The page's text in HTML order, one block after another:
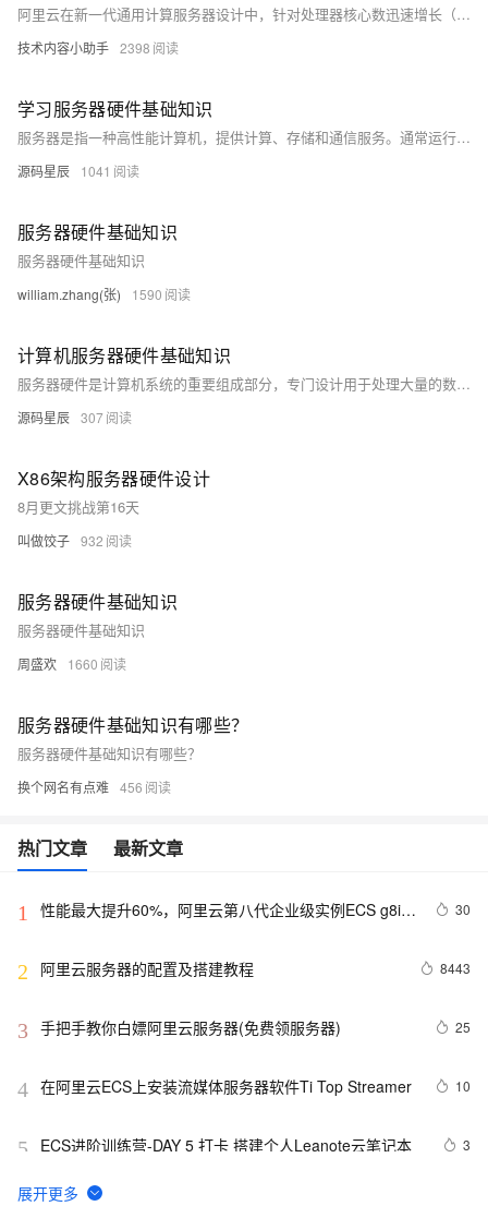
阿里云在新一代通用计算服务器设计中，针对处理器核心数迅速增长（2024年超100核）、超多核心带来的业务和硬件挑战、网络IO与CPU性能增速不匹配、服务器物理机型复杂等问题，推出了磐久F系列通用计算服务器。该系列服务器采用单路设计减少爆炸半径，优化散热支持600瓦TDP，并实现CIPU节点比例灵活配比及部件模块化可插拔设计，提升运维效率和客户响应速度。此外，还介绍了面向AI的服务器架构挑战与软硬件结合创新，包括内存墙问题、板级工程能力挑战以及AI Infra 2.0服务器的开放架构特点。最后，探讨了大模型高效推理中的显存优化和量化压缩技术，旨在降低部署成本并提高系统效率。
技术内容小助手 2398
学习服务器硬件基础知识
服务器是指一种高性能计算机，提供计算、存储和通信服务。通常运行在网络环境中，为计算机、设备或用户提供资源共享、数据存储和处理等服务。服务器可以是专门设计的硬件设备，也可以是在普通计算机上运行的特定软件。
源码星辰 1041
服务器硬件基础知识
服务器硬件基础知识
william.zhang(张) 1590
计算机服务器硬件基础知识
服务器硬件是计算机系统的重要组成部分，专门设计用于处理大量的数据、复杂的计算和提供持续的服务。了解服务器硬件的基础知识对于确保系统的高效运行和维护至关重要。
源码星辰 307
X86架构服务器硬件设计
8月更文挑战第16天
叫做饺子 932
服务器硬件基础知识
服务器硬件基础知识
周盛欢 1660
服务器硬件基础知识有哪些？
服务器硬件基础知识有哪些？
换个网名有点难 456
热门文章 最新文章
1
性能最大提升60%，阿里云第八代企业级实例ECS g8i正
30
2 阿里云服务器的配置及搭建教程 8443
3 手把手教你白嫖阿里云服务器(免费领服务器) 25
4 在阿里云ECS上安装流媒体服务器软件Ti Top Streamer 10
5 ECS进阶训练营-DAY 5 打卡 搭建个人Leanote云笔记本 3